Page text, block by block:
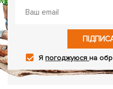
Япогоджуюсяна